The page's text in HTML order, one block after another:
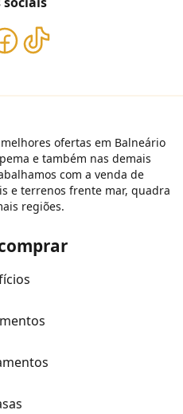
ofertas em Balneário
e também nas demais
com a venda de
e terrenos frente mar, quadra
regiões.